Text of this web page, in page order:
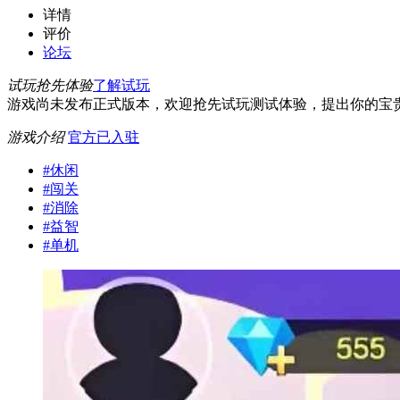
详情
评价
论坛
试玩抢先体验了解试玩
游戏尚未发布正式版本，欢迎抢先试玩测试体验，提出你的宝
游戏介绍 官方已入驻
#休闲
#闯关
#消除
#益智
#单机